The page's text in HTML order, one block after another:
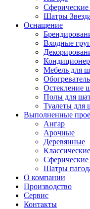
Шатры
Оснащение
Входные
Мебель для
Остекление
Полы для
Туалеты для
Выполненные
Ангар
Арочные
Деревянные
Классические
Шатры
О компании
Производство
Сервис
Контакты